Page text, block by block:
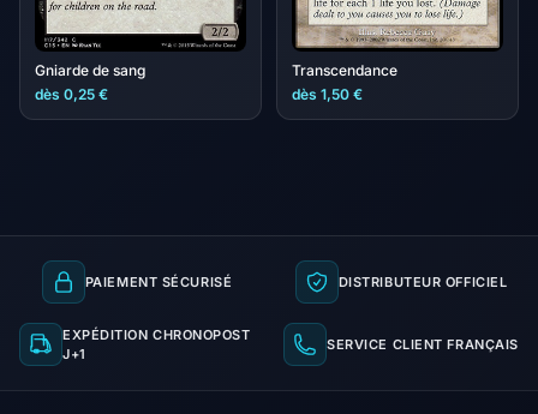
Gniarde de sang
dès 0,25 €
Transcendance
dès 1,50 €
PAIEMENT SÉCURISÉ DISTRIBUTEUR OFFICIEL
EXPÉDITION CHRONOPOST
J+1
SERVICE CLIENT FRANÇAIS